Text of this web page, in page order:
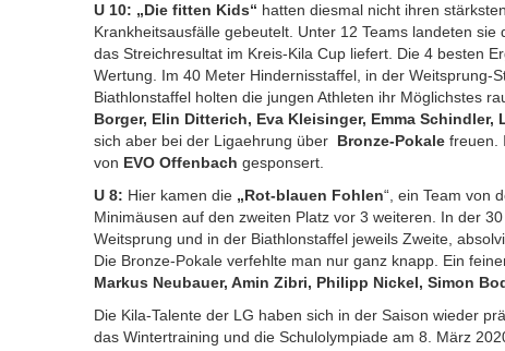
U 10: „Die fitten Kids“ hatten diesmal nicht ihren
Krankheitsausfälle gebeutelt. Unter 12 Teams landeten
das Streichresultat im Kreis-Kila Cup liefert. Die 4 besten
Wertung. Im 40 Meter Hindernisstaffel, in der Weitsprung-
Biathlonstaffel holten die jungen Athleten ihr Möglichstes
Borger, Elin Ditterich, Eva Kleisinger, Emma
sich aber bei der Ligaehrung über Bronze-Pokalefreuen.
von EVO Offenbachgesponsert.
U 8: Hier kamen die „Rot-blauen Fohlen“, ein Team von
Minimäusen auf den zweiten Platz vor 3 weiteren. In der
Weitsprung und in der Biathlonstaffel jeweils Zweite,
Die Bronze-Pokale verfehlte man nur ganz knapp. Ein
Markus Neubauer, Amin Zibri, Philipp Nickel, Simon
Die Kila-Talente der LG haben sich in der Saison wieder
das Wintertraining und die Schulolympiade am 8. März